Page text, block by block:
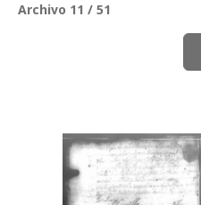
Archivo 11 / 51